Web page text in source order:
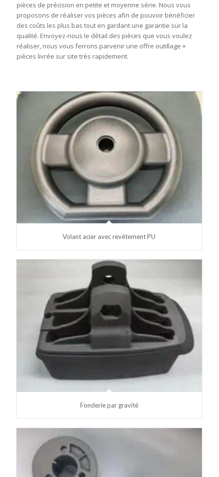
pièces de précision en petite et moyenne série. Nous vous
proposons de réaliser vos pièces afin de pouvoir bénéficier
des coûts les plus bas tout en gardant une garantie sur la
qualité. Envoyez-nous le détail des pièces que vous voulez
réaliser, nous vous ferrons parvenir une offre outillage +
pièces livrée sur site très rapidement.
Volant acier avec revêtement PU
Fonderie par gravité